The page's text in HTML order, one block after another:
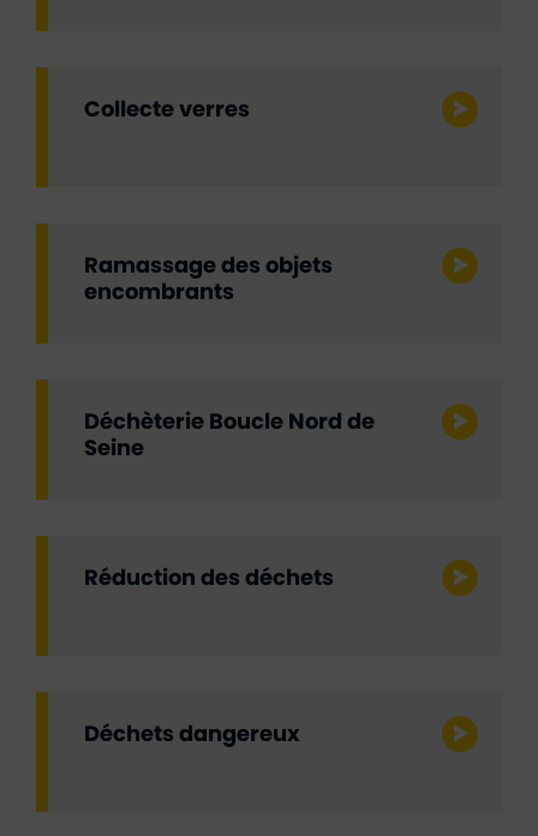
Collecte verres
Ramassage des objets
encombrants
Déchèterie Boucle Nord de
Seine
Réduction des déchets
Déchets dangereux